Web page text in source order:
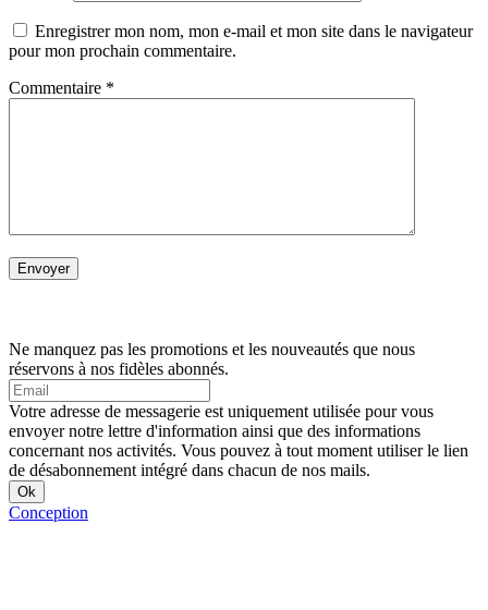
Enregistrer mon nom, mon e-mail et mon site dans le navigateur
pour mon prochain commentaire.
Commentaire *
Ne manquez pas les promotions et les nouveautés que nous
réservons à nos fidèles abonnés.
Votre adresse de messagerie est uniquement utilisée pour vous
envoyer notre lettre d'information ainsi que des informations
concernant nos activités. Vous pouvez à tout moment utiliser le lien
de désabonnement intégré dans chacun de nos mails.
Conception